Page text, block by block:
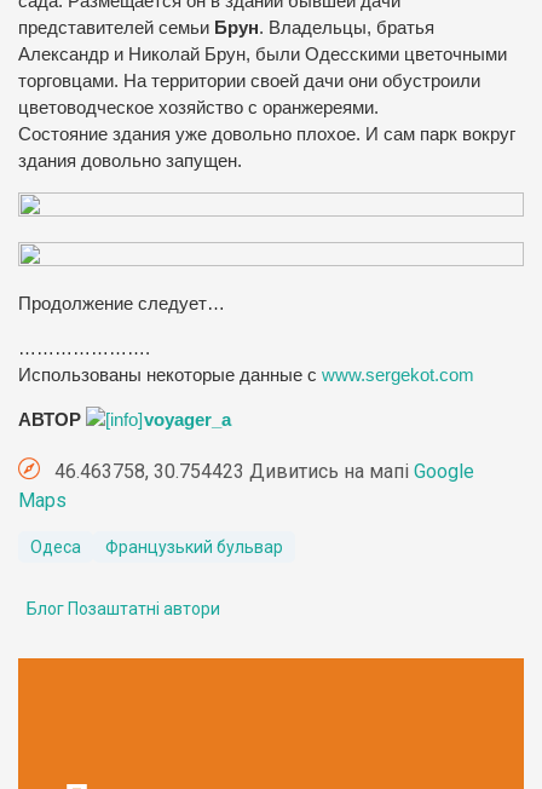
представителей семьи Брун. Владельцы, братья
Александр и Николай Брун, были Одесскими цветочными
торговцами. На территории своей дачи они обустроили
цветоводческое хозяйство с оранжереями.
Состояние здания уже довольно плохое. И сам парк вокруг
здания довольно запущен.
Продолжение следует…
………………….
Использованы некоторые данные с www.sergekot.com
АВТОР voyager_a
46.463758, 30.754423 Дивитись на мапі Google
Maps
Одеса Французький бульвар
Блог Позаштатні автори